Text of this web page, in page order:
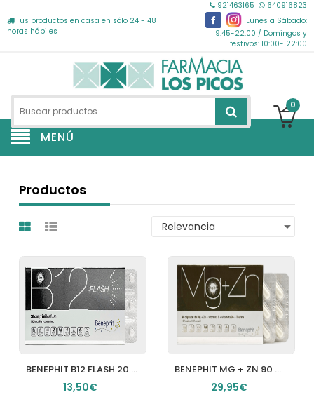
Tus productos en casa en sólo 24 - 48
horas hábiles
921463165
640916823
Lunes a Sábado:
9:45-22:00 / Domingos y
festivos: 10:00- 22:00
0
MENÚ
Productos
BENEPHIT B12 FLASH 20 COMPRIMIDOS
13,50€
BENEPHIT MG + ZN 90 CAPSULAS
29,95€